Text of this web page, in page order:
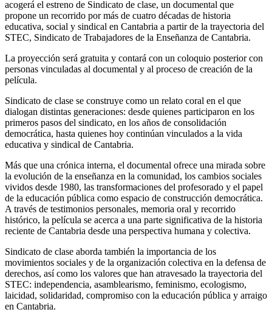
acogerá el estreno de Sindicato de clase, un documental que
propone un recorrido por más de cuatro décadas de historia
educativa, social y sindical en Cantabria a partir de la trayectoria del
STEC, Sindicato de Trabajadores de la Enseñanza de Cantabria.
La proyección será gratuita y contará con un coloquio posterior con
personas vinculadas al documental y al proceso de creación de la
película.
Sindicato de clase se construye como un relato coral en el que
dialogan distintas generaciones: desde quienes participaron en los
primeros pasos del sindicato, en los años de consolidación
democrática, hasta quienes hoy continúan vinculados a la vida
educativa y sindical de Cantabria.
Más que una crónica interna, el documental ofrece una mirada sobre
la evolución de la enseñanza en la comunidad, los cambios sociales
vividos desde 1980, las transformaciones del profesorado y el papel
de la educación pública como espacio de construcción democrática.
A través de testimonios personales, memoria oral y recorrido
histórico, la película se acerca a una parte significativa de la historia
reciente de Cantabria desde una perspectiva humana y colectiva.
Sindicato de clase aborda también la importancia de los
movimientos sociales y de la organización colectiva en la defensa de
derechos, así como los valores que han atravesado la trayectoria del
STEC: independencia, asamblearismo, feminismo, ecologismo,
laicidad, solidaridad, compromiso con la educación pública y arraigo
en Cantabria.